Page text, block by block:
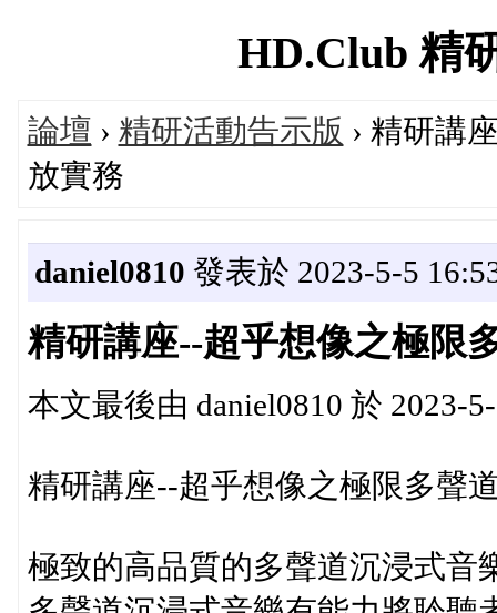
HD.Club 精
論壇 › 精研活動告示版 › 精研講
放實務
daniel0810 發表於 2023-5-5
精研講座--超乎想像之極限
本文最後由 daniel0810 於 2023-
精研講座--超乎想像之極限多聲
極致的高品質的多聲道沉浸式音